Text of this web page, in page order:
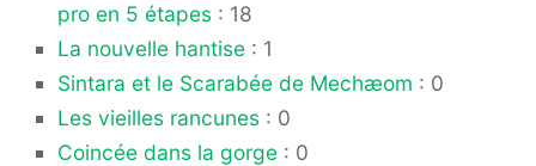
pro en 5 étapes : 18
La nouvelle hantise : 1
Sintara et le Scarabée de Mechæom : 0
Les vieilles rancunes : 0
Coincée dans la gorge : 0